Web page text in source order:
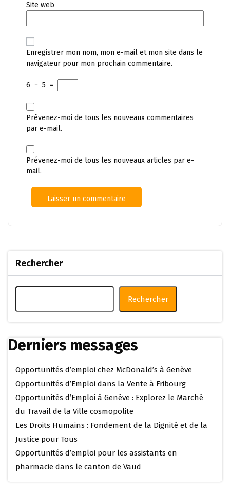
Site web
Enregistrer mon nom, mon e-mail et mon site dans le
navigateur pour mon prochain commentaire.
6 − 5 =
Prévenez-moi de tous les nouveaux commentaires
par e-mail.
Prévenez-moi de tous les nouveaux articles par e-
mail.
Rechercher
Rechercher
Derniers messages
Opportunités d’emploi chez McDonald’s à Genève
Opportunités d’Emploi dans la Vente à Fribourg
Opportunités d’Emploi à Genève : Explorez le Marché
du Travail de la Ville cosmopolite
Les Droits Humains : Fondement de la Dignité et de la
Justice pour Tous
Opportunités d’emploi pour les assistants en
pharmacie dans le canton de Vaud